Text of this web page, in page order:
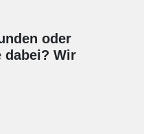
oder
dabei? Wir